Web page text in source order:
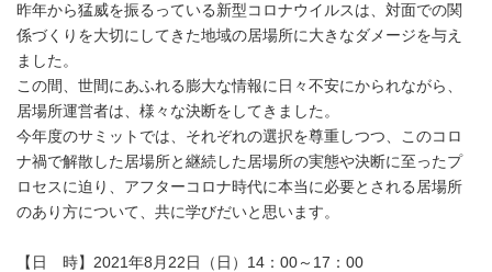
昨年から猛威を振るっている新型コロナウイルスは、対面での関
係づくりを大切にしてきた地域の居場所に大きなダメージを与え
ました。
この間、世間にあふれる膨大な情報に日々不安にかられながら、
居場所運営者は、様々な決断をしてきました。
今年度のサミットでは、それぞれの選択を尊重しつつ、このコロ
ナ禍で解散した居場所と継続した居場所の実態や決断に至ったプ
ロセスに迫り、アフターコロナ時代に本当に必要とされる居場所
のあり方について、共に学びだいと思います。
【日 時】2021年8月22日（日）14：00～17：00